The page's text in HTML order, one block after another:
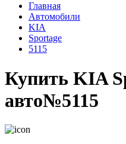
Главная
Автомобили
KIA
Sportage
5115
Купить KIA
авто№5115